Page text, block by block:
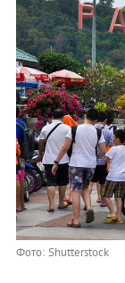
Фото: Shutterstock